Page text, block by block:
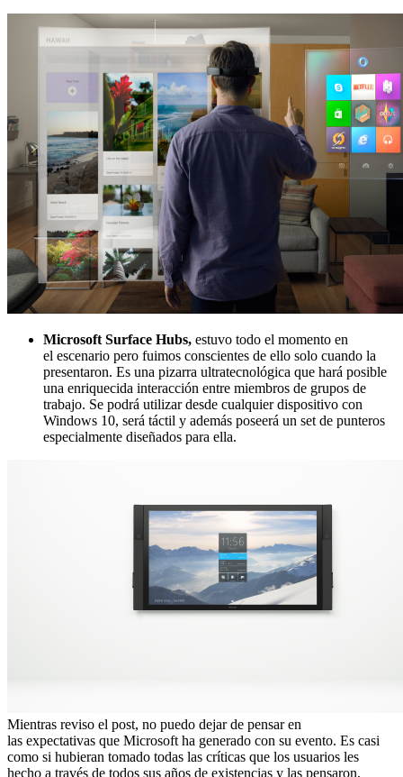
Microsoft Surface Hubs, estuvo todo el momento en
el escenario pero fuimos conscientes de ello solo cuando la
presentaron. Es una pizarra ultratecnológica que hará posible
una enriquecida interacción entre miembros de grupos de
trabajo. Se podrá utilizar desde cualquier dispositivo con
Windows 10, será táctil y además poseerá un set de punteros
especialmente diseñados para ella.
Mientras reviso el post, no puedo dejar de pensar en
las expectativas que Microsoft ha generado con su evento. Es casi
como si hubieran tomado todas las críticas que los usuarios les
hecho a través de todos sus años de existencias y las pensaron,